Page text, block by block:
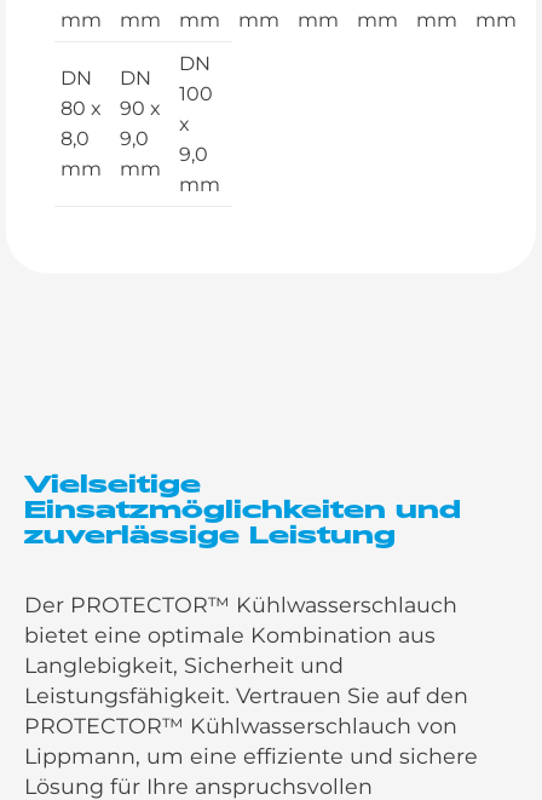
mm
mm
mm
mm
mm
mm
mm
mm
DN
80 x
8,0
mm
DN
90 x
9,0
mm
DN
100
x
9,0
mm
Vielseitige
Einsatzmöglichkeiten und
zuverlässige Leistung
Der PROTECTOR™ Kühlwasserschlauch
bietet eine optimale Kombination aus
Langlebigkeit, Sicherheit und
Leistungsfähigkeit. Vertrauen Sie auf den
PROTECTOR™ Kühlwasserschlauch von
Lippmann, um eine effiziente und sichere
Lösung für Ihre anspruchsvollen